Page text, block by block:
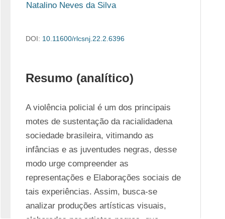
Natalino Neves da Silva
DOI: 10.11600/rlcsnj.22.2.6396
Resumo (analítico)
A violência policial é um dos principais
motes de sustentação da racialidadena
sociedade brasileira, vitimando as
infâncias e as juventudes negras, desse
modo urge compreender as
representações e Elaborações sociais de
tais experiências. Assim, busca-se
analizar produções artísticas visuais,